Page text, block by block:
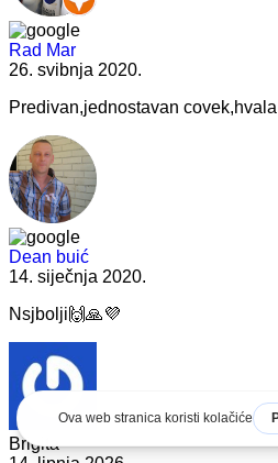
Rad Mar
26. svibnja 2020.
Predivan,jednostavan covek,hvala
Dean buić
14. siječnja 2020.
Nsjbolji🙌🙏💜
Brigita